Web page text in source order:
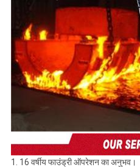
1. 16 वर्षीय फाउंड्री ऑपरेशन का अनुभव।